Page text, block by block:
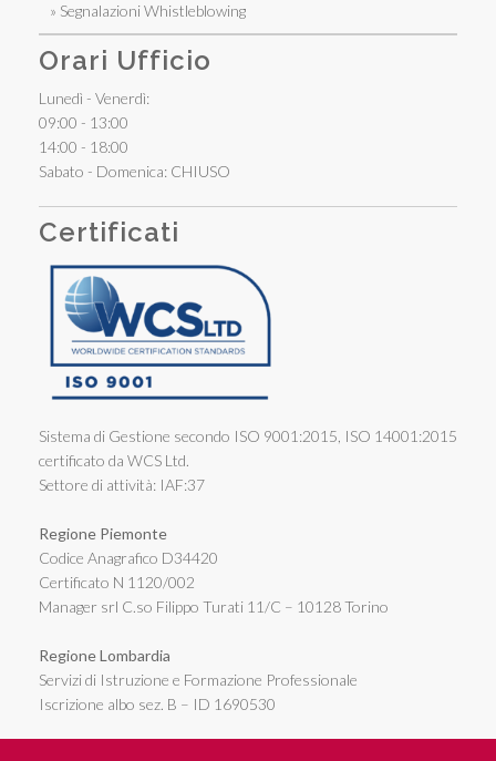
» Segnalazioni Whistleblowing
Orari Ufficio
Lunedì - Venerdì:
09:00 - 13:00
14:00 - 18:00
Sabato - Domenica: CHIUSO
Certificati
Sistema di Gestione secondo ISO 9001:2015, ISO 14001:2015
certificato da WCS Ltd.
Settore di attività: IAF:37
Regione Piemonte
Codice Anagrafico D34420
Certificato N 1120/002
Manager srl C.so Filippo Turati 11/C – 10128 Torino
Regione Lombardia
Servizi di Istruzione e Formazione Professionale
Iscrizione albo sez. B – ID 1690530